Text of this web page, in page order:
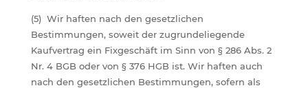
(5) Wir haften nach den gesetzlichen
Bestimmungen, soweit der zugrundeliegende
Kaufvertrag ein Fixgeschäft im Sinn von § 286 Abs. 2
Nr. 4 BGB oder von § 376 HGB ist. Wir haften auch
nach den gesetzlichen Bestimmungen, sofern als